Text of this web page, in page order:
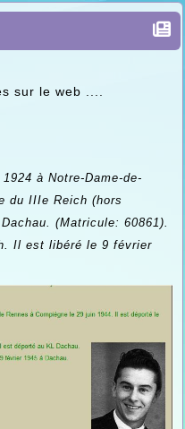
sur le web ....
à Notre-Dame-de-
du IIIe Reich (hors
(Matricule: 60861 ).
Il est libéré le 9 février